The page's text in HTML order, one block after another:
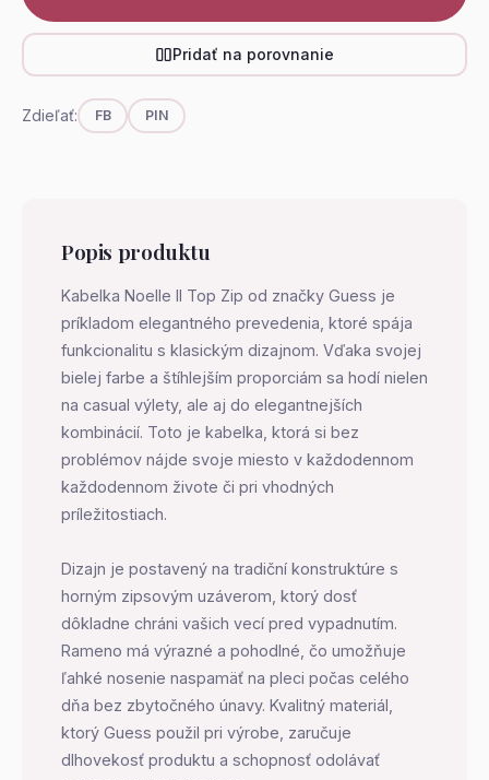
Pridať na porovnanie
Zdieľať: FB PIN
Popis produktu
Kabelka Noelle II Top Zip od značky Guess je
príkladom elegantného prevedenia, ktoré spája
funkcionalitu s klasickým dizajnom. Vďaka svojej
bielej farbe a štíhlejším proporciám sa hodí nielen
na casual výlety, ale aj do elegantnejších
kombinácií. Toto je kabelka, ktorá si bez
problémov nájde svoje miesto v každodennom
každodennom živote či pri vhodných
príležitostiach.
Dizajn je postavený na tradiční konstruktúre s
horným zipsovým uzáverom, ktorý dosť
dôkladne chráni vašich vecí pred vypadnutím.
Rameno má výrazné a pohodlné, čo umožňuje
ľahké nosenie naspamäť na pleci počas celého
dňa bez zbytočného únavy. Kvalitný materiál,
ktorý Guess použil pri výrobe, zaručuje
dlhovekosť produktu a schopnosť odolávať